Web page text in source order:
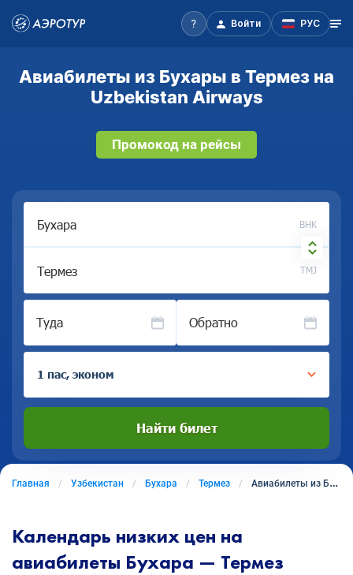
Войти РУС
Авиабилеты из Бухары в Термез на
Uzbekistan Airways
Промокод на рейсы
BHK
TMJ
Туда Обратно
1 пас, эконом
Найти билет
Главная Узбекистан Бухара Термез Авиабилеты из Бухары в Термез
Календарь низких цен на
авиабилеты Бухара — Термез